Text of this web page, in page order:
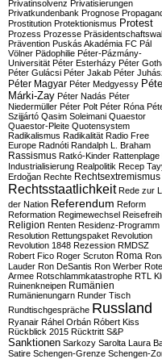
Privatinsolvenz Privatisierungen
Privatkundenbank Prognose
Prostitution Protektionismus Protest
Prozess Prozesse
Prävention Puskás Akadémia FC Pál
Völner Pädophilie Péter-Pázmány-
Universität Péter Esterházy Péter
Péter Gulácsi Péter Jakab Péter
Péter Magyar Péter Medgyessy
Márki-Zay Péter Nadás Péter
Niedermüller Péter Polt Péter Róna
Szijjártó Qasim Soleimani Quaestor
Quaestor-Pleite Quotensystem
Radikalismus Radikalität Radio Free
Europe Radnóti Randalph L. Braham
Rassismus Ratkó-Kinder Rattenplage
Industrialisierung Realpolitik Recep
Erdoğan Rechte Rechtsextremismus
Rechtsstaatlichkeit Rede zur
der Nation Referendum Reform
Reformation Regimewechsel
Religion Renten Residenz-Programm
Resolution Rettungspaket Revolution
Revolution 1848 Rezession RMDSZ
Robert Fico Roger Scruton Roma
Lauder Ron DeSantis Ron Werber Rote
Armee Rotschlammkatastrophe RTL
Ruinenkneipen Rumänien
Rumänienungarn Runder Tisch
Rundtischgespräche Russland
Ryanair Ráhel Orbán Róbert Kiss
Rückblick 2015 Rücktritt S&P
Sanktionen Sarkozy Sarolta Laura
Satire Schengen-Grenze Schengen-